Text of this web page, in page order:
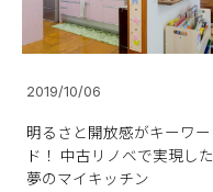
2019/10/06
明るさと開放感がキーワー
ド！ 中古リノベで実現した
夢のマイキッチン